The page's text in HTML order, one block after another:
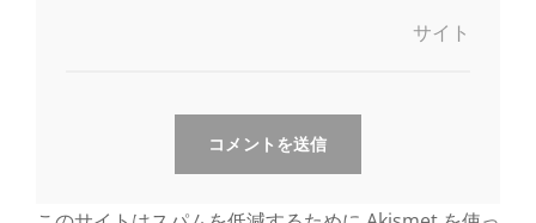
サイト